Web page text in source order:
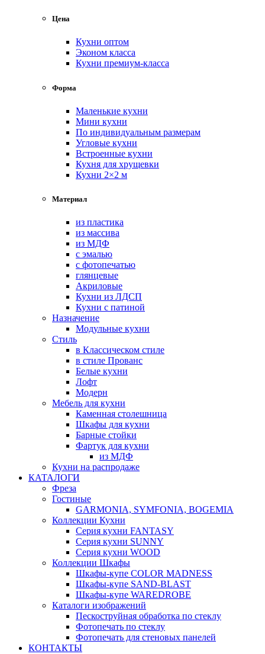
Цена
Кухни оптом
Эконом класса
Кухни премиум-класса
Форма
Маленькие кухни
Мини кухни
По индивидуальным размерам
Угловые кухни
Встроенные кухни
Кухня для хрущевки
Кухни 2×2 м
Материал
из пластика
из массива
из МДФ
с эмалью
с фотопечатью
глянцевые
Акриловые
Кухни из ЛДСП
Кухни с патиной
Назначение
Модульные кухни
Стиль
в Классическом стиле
в стиле Прованс
Белые кухни
Лофт
Модерн
Мебель для кухни
Каменная столешница
Шкафы для кухни
Барные стойки
Фартук для кухни
из МДФ
Кухни на распродаже
КАТАЛОГИ
Фреза
Гостиные
GARMONIA, SYMFONIA, BOGEMIA
Коллекции Кухни
Серия кухни FANTASY
Серия кухни SUNNY
Серия кухни WOOD
Коллекции Шкафы
Шкафы-купе COLOR MADNESS
Шкафы-купе SAND-BLAST
Шкафы-купе WAREDROBE
Каталоги изображений
Пескоструйная обработка по стеклу
Фотопечать по стеклу
Фотопечать для стеновых панелей
КОНТАКТЫ